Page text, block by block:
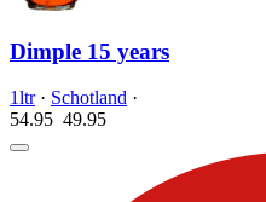
Dimple 15 years
1ltr· Schotland ·
54.95 49.95